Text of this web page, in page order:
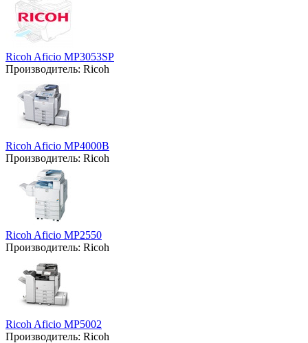
Ricoh Aficio MP3053SP
Производитель: Ricoh
Ricoh Aficio MP4000B
Производитель: Ricoh
Ricoh Aficio MP2550
Производитель: Ricoh
Ricoh Aficio MP5002
Производитель: Ricoh